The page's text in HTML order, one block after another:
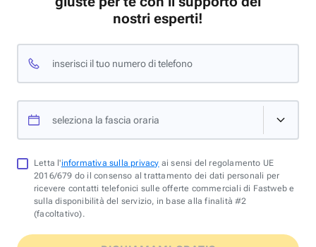
nostri esperti!
inserisci il tuo numero di telefono
seleziona la fascia oraria
Letta l'informativa sulla privacy ai sensi del regolamento UE
2016/679 do il consenso al trattamento dei dati personali per
ricevere contatti telefonici sulle offerte commerciali di Fastweb e
sulla disponibilità del servizio, in base alla finalità #2
(facoltativo).